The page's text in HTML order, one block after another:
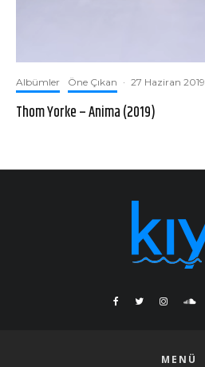
Albümler Öne Çıkan · 27 Haziran 2019
Thom Yorke – Anima (2019)
MENÜ